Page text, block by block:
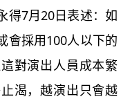
7月20日表述：如
會採用100人以下的
對演出人員成本繁
渴，越演出只會越